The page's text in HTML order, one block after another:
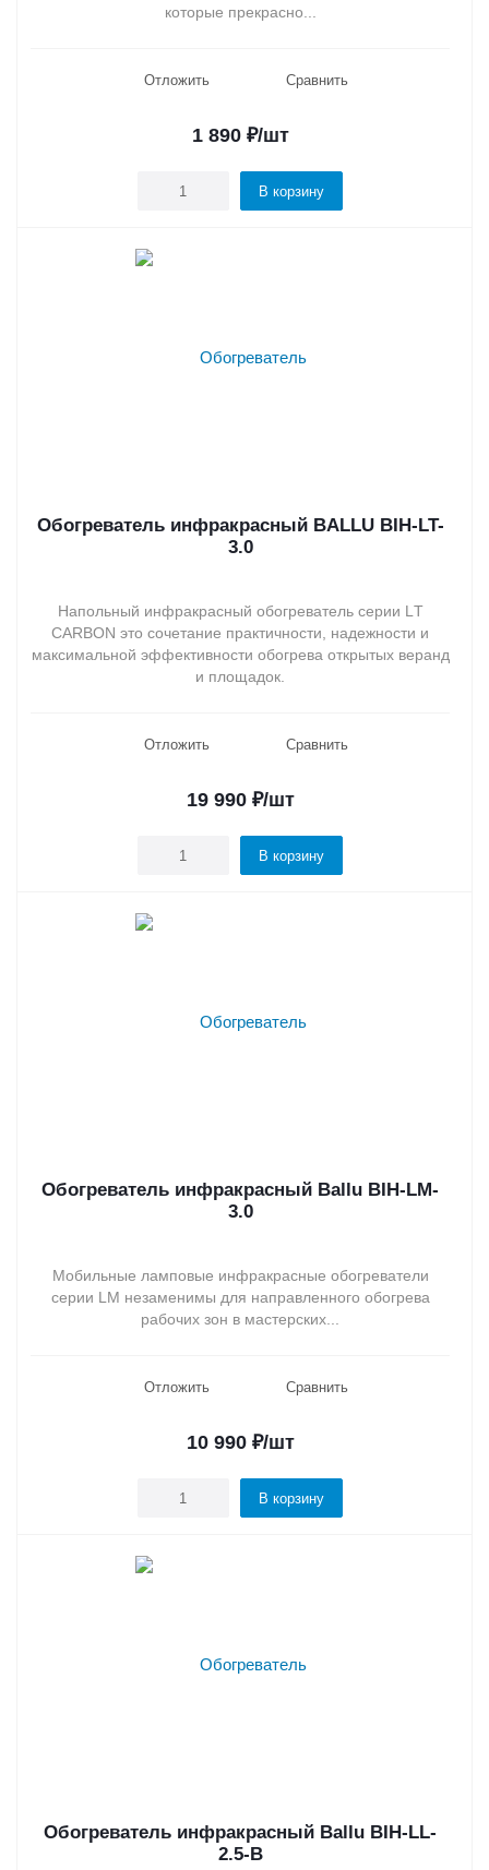
которые прекрасно...
Отложить Сравнить
1 890 ₽/шт
В корзину
Обогреватель инфракрасный BALLU BIH-LT-
3.0
Напольный инфракрасный обогреватель серии LТ
CARBON это сочетание практичности, надежности и
максимальной эффективности обогрева открытых веранд
и площадок.
Отложить Сравнить
19 990 ₽/шт
В корзину
Обогреватель инфракрасный Ballu BIH-LM-
3.0
Мобильные ламповые инфракрасные обогреватели
серии LM незаменимы для направленного обогрева
рабочих зон в мастерских...
Отложить Сравнить
10 990 ₽/шт
В корзину
Обогреватель инфракрасный Ballu BIH-LL-
2.5-B